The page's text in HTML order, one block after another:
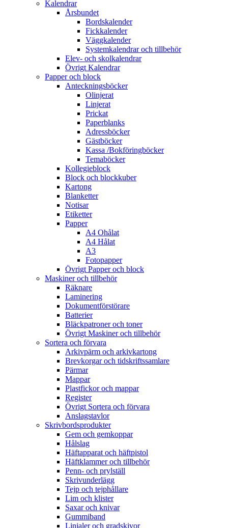
Kalendrar
Årsbundet
Bordskalender
Fickkalender
Väggkalender
Systemkalendrar och tillbehör
Elev- och skolkalendrar
Övrigt Kalendrar
Papper och block
Anteckningsböcker
Olinjerat
Linjerat
Prickat
Paperblanks
Adressböcker
Gästböcker
Kassa /Bokföringböcker
Temaböcker
Kollegieblock
Block och blockkuber
Kartong
Blanketter
Notisar
Etiketter
Papper
A4 Ohålat
A4 Hålat
A3
Fotopapper
Övrigt Papper och block
Maskiner och tillbehör
Räknare
Laminering
Dokumentförstörare
Batterier
Bläckpatroner och toner
Övrigt Maskiner och tillbehör
Sortera och förvara
Arkivpärm och arkivkartong
Brevkorgar och tidskriftssamlare
Pärmar
Mappar
Plastfickor och mappar
Register
Övrigt Sortera och förvara
Anslagstavlor
Skrivbordsprodukter
Gem och gemkoppar
Hålslag
Häftapparat och häftpistol
Häftklammer och tillbehör
Penn- och prylställ
Skrivunderlägg
Tejp och tejphållare
Lim och klister
Saxar och knivar
Gummiband
Linjaler och gradskivor